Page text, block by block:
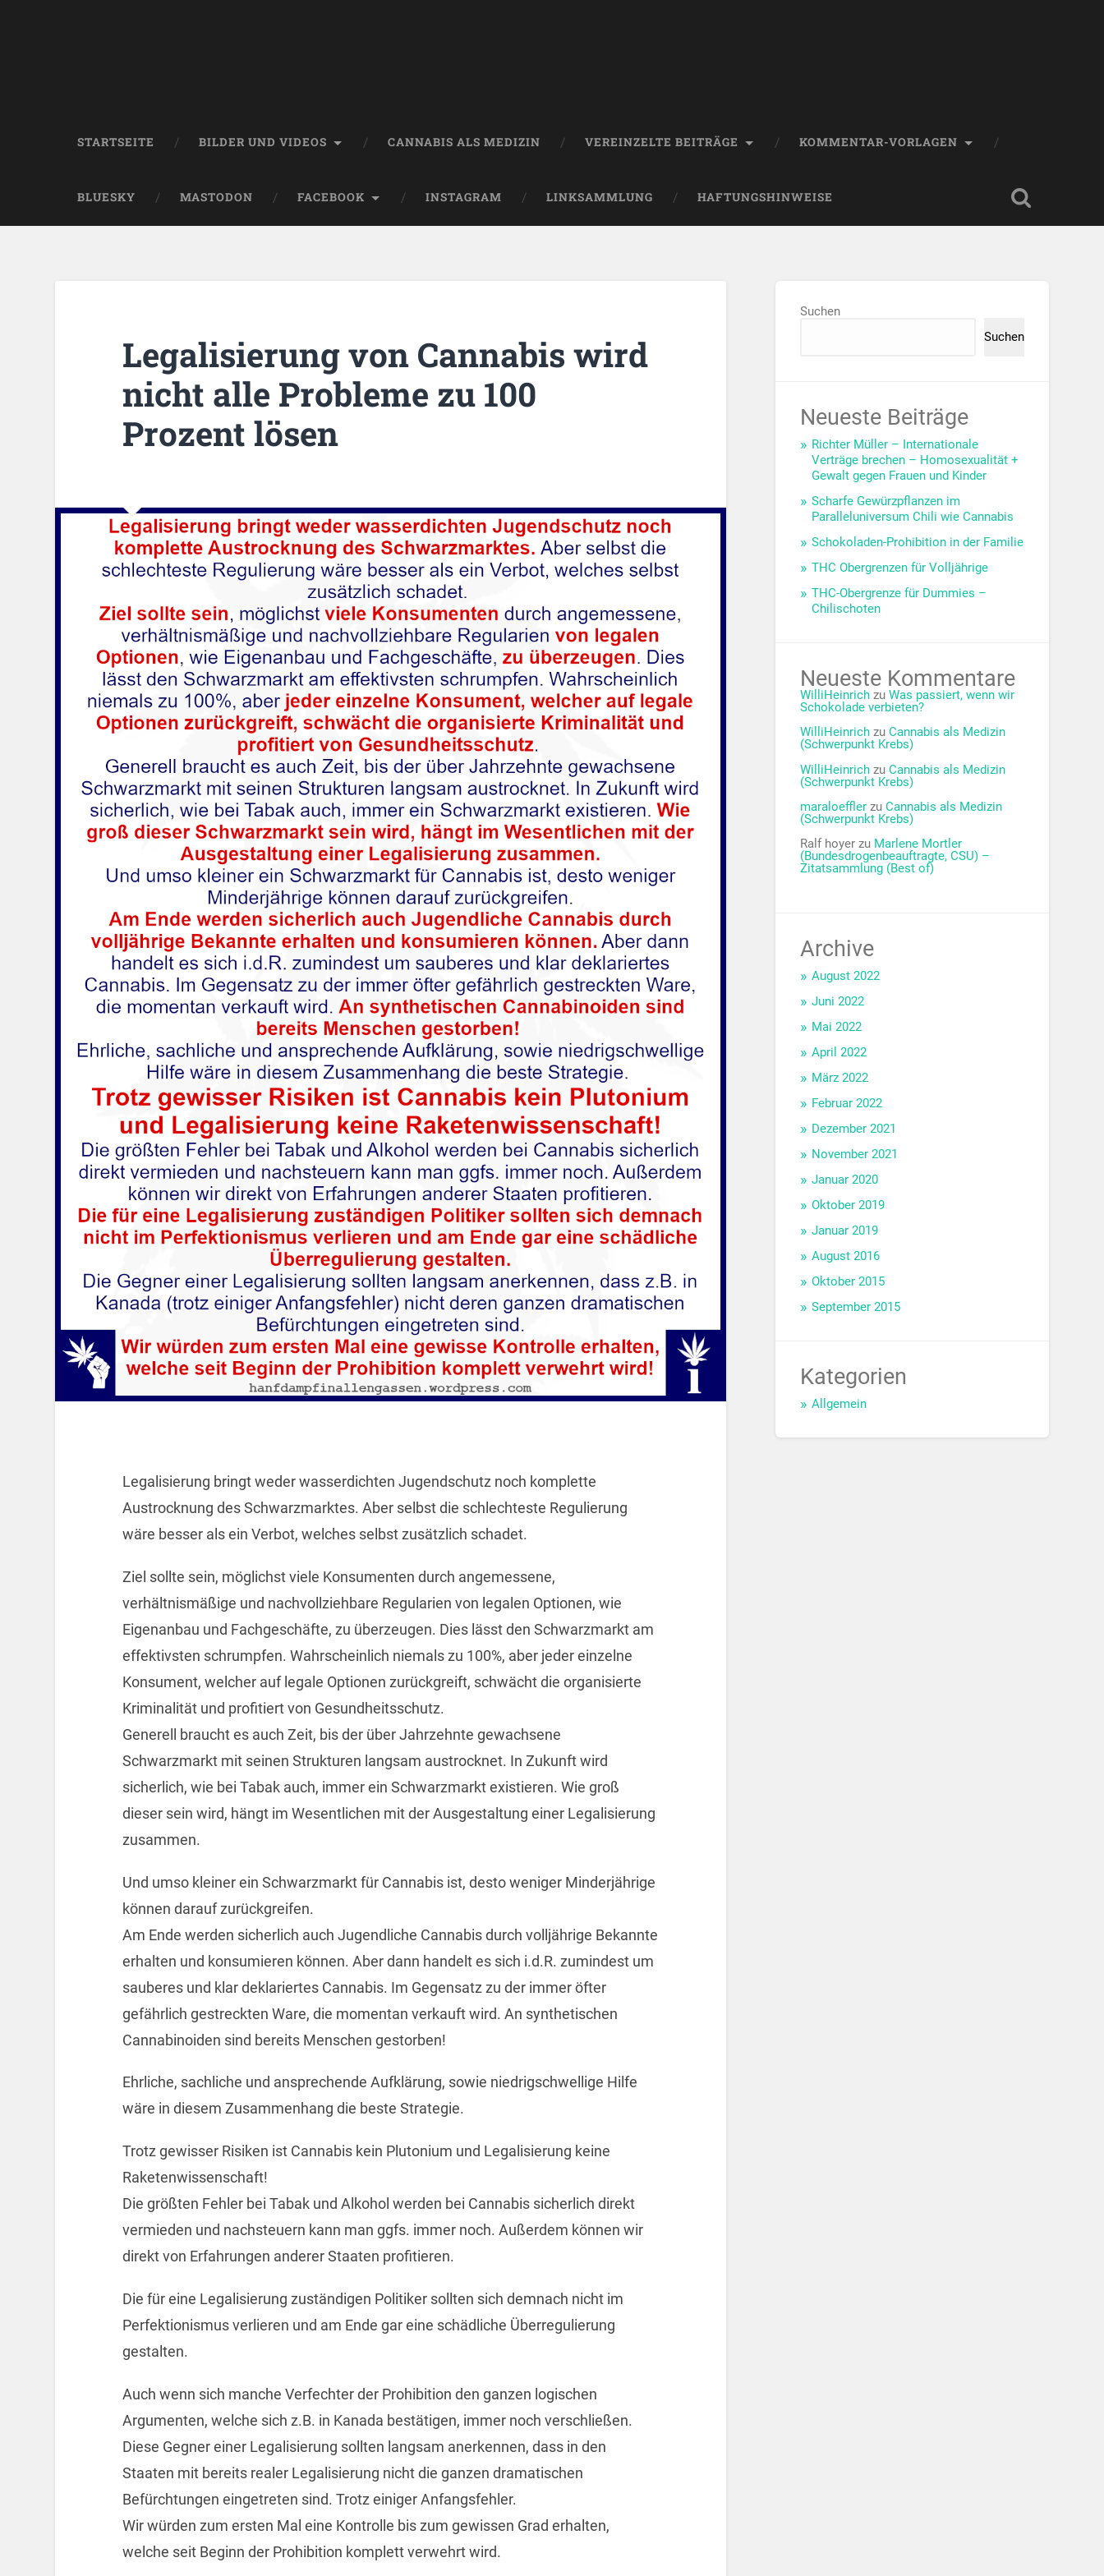
STARTSEITE BILDER UND VIDEOS CANNABIS ALS MEDIZIN VEREINZELTE BEITRÄGE KOMMENTAR-VORLAGEN
BLUESKY MASTODON FACEBOOK INSTAGRAM LINKSAMMLUNG HAFTUNGSHINWEISE
Legalisierung von Cannabis wird
nicht alle Probleme zu 100
Prozent lösen
Legalisierung bringt weder wasserdichten Jugendschutz noch komplette
Austrocknung des Schwarzmarktes. Aber selbst die schlechteste Regulierung
wäre besser als ein Verbot, welches selbst zusätzlich schadet.
Ziel sollte sein, möglichst viele Konsumenten durch angemessene,
verhältnismäßige und nachvollziehbare Regularien von legalen Optionen, wie
Eigenanbau und Fachgeschäfte, zu überzeugen. Dies lässt den Schwarzmarkt am
effektivsten schrumpfen. Wahrscheinlich niemals zu 100%, aber jeder einzelne
Konsument, welcher auf legale Optionen zurückgreift, schwächt die organisierte
Kriminalität und profitiert von Gesundheitsschutz.
Generell braucht es auch Zeit, bis der über Jahrzehnte gewachsene
Schwarzmarkt mit seinen Strukturen langsam austrocknet. In Zukunft wird
sicherlich, wie bei Tabak auch, immer ein Schwarzmarkt existieren. Wie groß
dieser sein wird, hängt im Wesentlichen mit der Ausgestaltung einer Legalisierung
zusammen.
Und umso kleiner ein Schwarzmarkt für Cannabis ist, desto weniger Minderjährige
können darauf zurückgreifen.
Am Ende werden sicherlich auch Jugendliche Cannabis durch volljährige Bekannte
erhalten und konsumieren können. Aber dann handelt es sich i.d.R. zumindest um
sauberes und klar deklariertes Cannabis. Im Gegensatz zu der immer öfter
gefährlich gestreckten Ware, die momentan verkauft wird. An synthetischen
Cannabinoiden sind bereits Menschen gestorben!
Ehrliche, sachliche und ansprechende Aufklärung, sowie niedrigschwellige Hilfe
wäre in diesem Zusammenhang die beste Strategie.
Trotz gewisser Risiken ist Cannabis kein Plutonium und Legalisierung keine
Raketenwissenschaft!
Die größten Fehler bei Tabak und Alkohol werden bei Cannabis sicherlich direkt
vermieden und nachsteuern kann man ggfs. immer noch. Außerdem können wir
direkt von Erfahrungen anderer Staaten profitieren.
Die für eine Legalisierung zuständigen Politiker sollten sich demnach nicht im
Perfektionismus verlieren und am Ende gar eine schädliche Überregulierung
gestalten.
Auch wenn sich manche Verfechter der Prohibition den ganzen logischen
Argumenten, welche sich z.B. in Kanada bestätigen, immer noch verschließen.
Diese Gegner einer Legalisierung sollten langsam anerkennen, dass in den
Staaten mit bereits realer Legalisierung nicht die ganzen dramatischen
Befürchtungen eingetreten sind. Trotz einiger Anfangsfehler.
Wir würden zum ersten Mal eine Kontrolle bis zum gewissen Grad erhalten,
welche seit Beginn der Prohibition komplett verwehrt wird.
Suchen
Suchen
Neueste Beiträge
Richter Müller – Internationale
Verträge brechen – Homosexualität +
Gewalt gegen Frauen und Kinder
Scharfe Gewürzpflanzen im
Paralleluniversum Chili wie Cannabis
Schokoladen-Prohibition in der Familie
THC Obergrenzen für Volljährige
THC-Obergrenze für Dummies –
Chilischoten
Neueste Kommentare
WilliHeinrich zuWas passiert, wenn wir
Schokolade verbieten?
WilliHeinrich zuCannabis als Medizin
(Schwerpunkt Krebs)
WilliHeinrich zuCannabis als Medizin
(Schwerpunkt Krebs)
maraloeffler zuCannabis als Medizin
(Schwerpunkt Krebs)
Ralf hoyer zu Marlene Mortler
(Bundesdrogenbeauftragte, CSU) –
Zitatsammlung (Best of)
Archive
August 2022
Juni 2022
Mai 2022
April 2022
März 2022
Februar 2022
Dezember 2021
November 2021
Januar 2020
Oktober 2019
Januar 2019
August 2016
Oktober 2015
September 2015
Kategorien
Allgemein